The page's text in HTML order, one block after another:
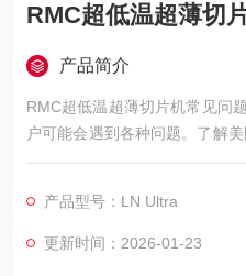
RMC超低温超薄切
产品简介
RMC超低温超薄切片机常见问
户可能会遇到各种问题。了解
机常见问题及解决方法，可能
产品型号：LN Ultra
更新时间：2026-01-23